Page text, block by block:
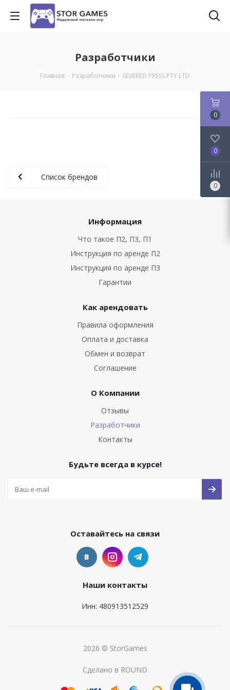
Разработчики
Главная - Разработчики - SEVERED PRESS PTY LTD
Список брендов
Информация
Что такое П2, П3, П1
Инструкция по аренде П2
Инструкция по аренде П3
Гарантии
Как арендовать
Правила оформления
Оплата и доставка
Обмен и возврат
Соглашение
О Компании
Отзывы
Разработчики
Контакты
Будьте всегда в курсе!
Оставайтесь на связи
Наши контакты
Инн: 480913512529
2026 © StorGames
Сделано в ROUND
0
0
0